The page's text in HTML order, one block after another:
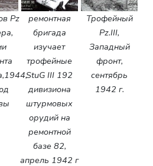
Pz
ремонтная
бригада
изучает
трофейные
StuG III 192
дивизиона
штурмовых
орудий на
ремонтной
базе 82,
апрель 1942 г
Трофейный
Pz.III,
Западный
фронт,
сентябрь
1942 г.